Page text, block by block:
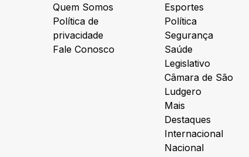
Quem Somos
Política de
privacidade
Fale Conosco
Esportes
Política
Segurança
Saúde
Legislativo
Câmara de São
Ludgero
Mais
Destaques
Internacional
Nacional